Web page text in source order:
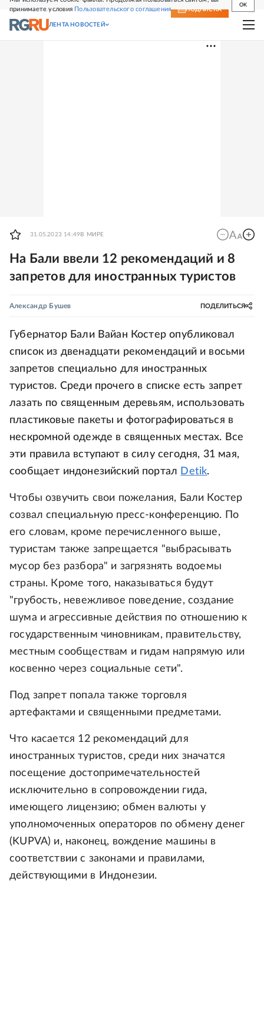
принимаете условия Пользовательского соглашения
OK
СВЕЖИЙ НОМЕР ПОДПИСКА
ЛЕНТА НОВОСТЕЙ
31.05.2023 14:49 В МИРЕ
На Бали ввели 12 рекомендаций и 8
запретов для иностранных туристов
Александр Бушев ПОДЕЛИТЬСЯ
Губернатор Бали Вайан Костер опубликовал
список из двенадцати рекомендаций и восьми
запретов специально для иностранных
туристов. Среди прочего в списке есть запрет
лазать по священным деревьям, использовать
пластиковые пакеты и фотографироваться в
нескромной одежде в священных местах. Все
эти правила вступают в силу сегодня, 31 мая,
сообщает индонезийский портал Detik.
Чтобы озвучить свои пожелания, Бали Костер
созвал специальную пресс-конференцию. По
его словам, кроме перечисленного выше,
туристам также запрещается "выбрасывать
мусор без разбора" и загрязнять водоемы
страны. Кроме того, наказываться будут
"грубость, невежливое поведение, создание
шума и агрессивные действия по отношению к
государственным чиновникам, правительству,
местным сообществам и гидам напрямую или
косвенно через социальные сети".
Под запрет попала также торговля
артефактами и священными предметами.
Что касается 12 рекомендаций для
иностранных туристов, среди них значатся
посещение достопримечательностей
исключительно в сопровождении гида,
имеющего лицензию; обмен валюты у
уполномоченных операторов по обмену денег
(KUPVA) и, наконец, вождение машины в
соответствии с законами и правилами,
действующими в Индонезии.